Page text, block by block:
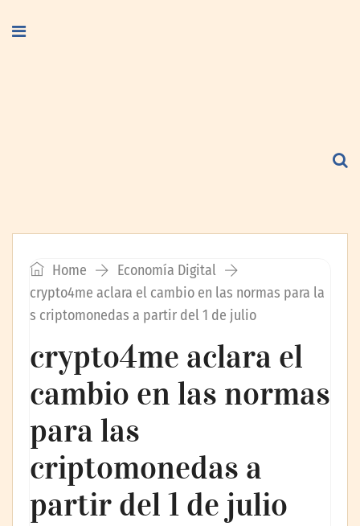
Home
Economía Digital
crypto4me aclara el cambio en las normas para la
s criptomonedas a partir del 1 de julio
crypto4me aclara el
cambio en las normas
para las
criptomonedas a
partir del 1 de julio